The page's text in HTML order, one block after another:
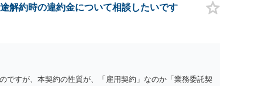
解約時の違約金について相談したいです
ですが、本契約の性質が、「雇用契約」なのか「業務委託契